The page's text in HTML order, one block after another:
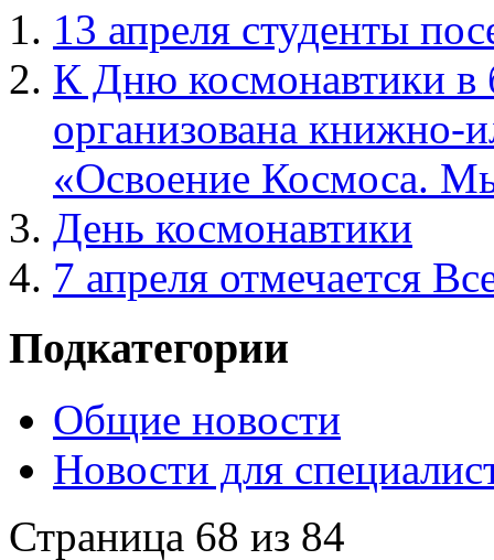
13 апреля студенты
К Дню космонавтики в
организована книжно-
«Освоение Космоса.
День космонавтики
7 апреля отмечается
Подкатегории
Общие новости
Новости для
Страница 68 из 84